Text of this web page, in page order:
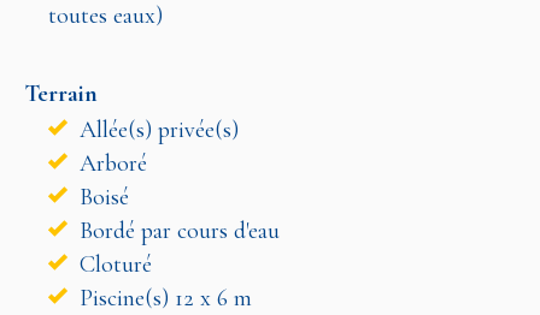
toutes eaux)
Terrain
Allée(s) privée(s)
Arboré
Boisé
Bordé par cours d'eau
Cloturé
Piscine(s) 12 x 6 m